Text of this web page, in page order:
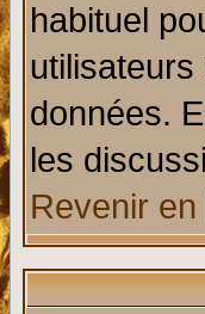
habituel
données.
les
Revenir